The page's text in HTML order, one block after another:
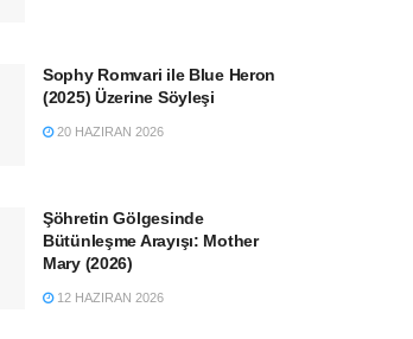
Sophy Romvari ile Blue Heron
(2025) Üzerine Söyleşi
20 HAZIRAN 2026
Şöhretin Gölgesinde
Bütünleşme Arayışı: Mother
Mary (2026)
12 HAZIRAN 2026